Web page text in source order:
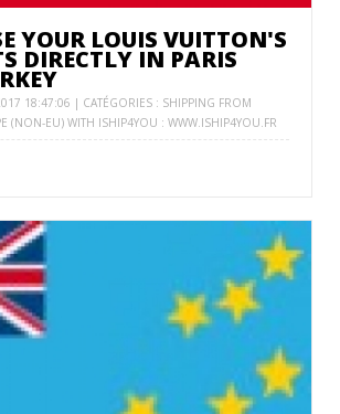
YOUR LOUIS VUITTON'S
DIRECTLY IN PARIS
18:47:06 | CATÉGORIES : SHIPPING FROM
(NON-EU) WITH ISHIP4YOU : WWW.ISHIP4YOU.FR